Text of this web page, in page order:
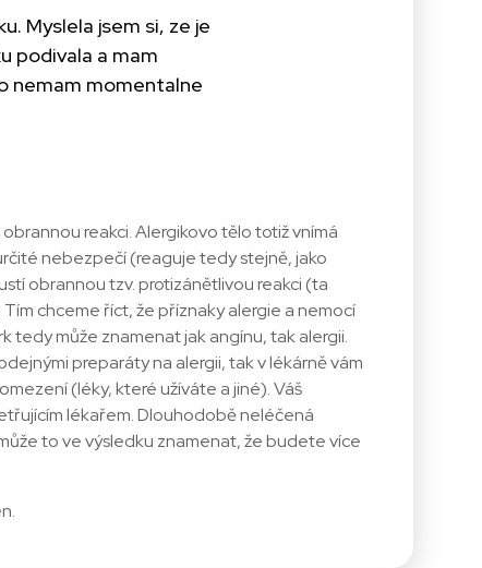
Myslela jsem si, ze je
podivala a mam
nemam momentalne
reakci. Alergikovo tělo totiž vnímá
nebezpečí (reaguje tedy stejně, jako
obrannou tzv. protizánětlivou reakci (ta
chceme říct, že příznaky alergie a nemocí
tedy může znamenat jak angínu, tak alergii.
preparáty na alergii, tak v lékárně vám
(léky, které užíváte a jiné). Váš
lékařem. Dlouhodobě neléčená
to ve výsledku znamenat, že budete více